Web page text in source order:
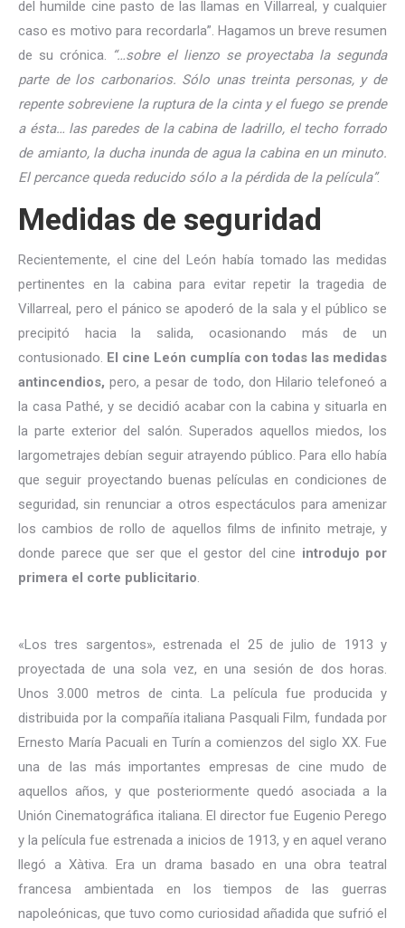
del humilde cine pasto de las llamas en Villarreal, y cualquier
caso es motivo para recordarla”. Hagamos un breve resumen
de su crónica. “…sobre el lienzo se proyectaba la segunda
parte de los carbonarios. Sólo unas treinta personas, y de
repente sobreviene la ruptura de la cinta y el fuego se prende
a ésta… las paredes de la cabina de ladrillo, el techo forrado
de amianto, la ducha inunda de agua la cabina en un minuto.
El percance queda reducido sólo a la pérdida de la película”.
Medidas de seguridad
Recientemente, el cine del León había tomado las medidas
pertinentes en la cabina para evitar repetir la tragedia de
Villarreal, pero el pánico se apoderó de la sala y el público se
precipitó hacia la salida, ocasionando más de un
contusionado. El cine León cumplía con todas las medidas
antincendios, pero, a pesar de todo, don Hilario telefoneó a
la casa Pathé, y se decidió acabar con la cabina y situarla en
la parte exterior del salón. Superados aquellos miedos, los
largometrajes debían seguir atrayendo público. Para ello había
que seguir proyectando buenas películas en condiciones de
seguridad, sin renunciar a otros espectáculos para amenizar
los cambios de rollo de aquellos films de infinito metraje, y
donde parece que ser que el gestor del cine introdujo por
primera el corte publicitario.
«Los tres sargentos», estrenada el 25 de julio de 1913 y
proyectada de una sola vez, en una sesión de dos horas.
Unos 3.000 metros de cinta. La película fue producida y
distribuida por la compañía italiana Pasquali Film, fundada por
Ernesto María Pacuali en Turín a comienzos del siglo XX. Fue
una de las más importantes empresas de cine mudo de
aquellos años, y que posteriormente quedó asociada a la
Unión Cinematográfica italiana. El director fue Eugenio Perego
y la película fue estrenada a inicios de 1913, y en aquel verano
llegó a Xàtiva. Era un drama basado en una obra teatral
francesa ambientada en los tiempos de las guerras
napoleónicas, que tuvo como curiosidad añadida que sufrió el